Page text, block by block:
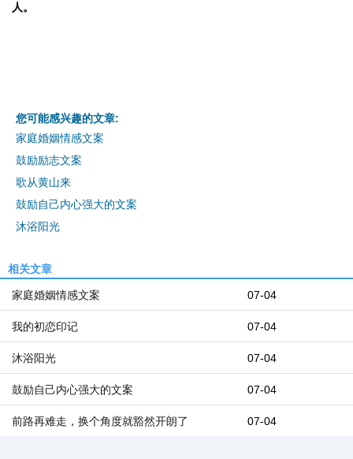
人。
您可能感兴趣的文章:
家庭婚姻情感文案
鼓励励志文案
歌从黄山来
鼓励自己内心强大的文案
沐浴阳光
相关文章
07-04
家庭婚姻情感文案
07-04
我的初恋印记
07-04
沐浴阳光
07-04
鼓励自己内心强大的文案
07-04
前路再难走，换个角度就豁然开朗了